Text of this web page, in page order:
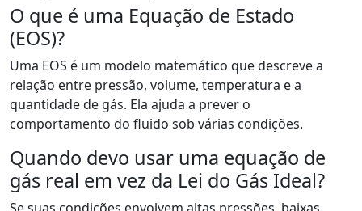
O que é uma Equação de Estado
(EOS)?
Uma EOS é um modelo matemático que descreve a
relação entre pressão, volume, temperatura e a
quantidade de gás. Ela ajuda a prever o
comportamento do fluido sob várias condições.
Quando devo usar uma equação de
gás real em vez da Lei do Gás Ideal?